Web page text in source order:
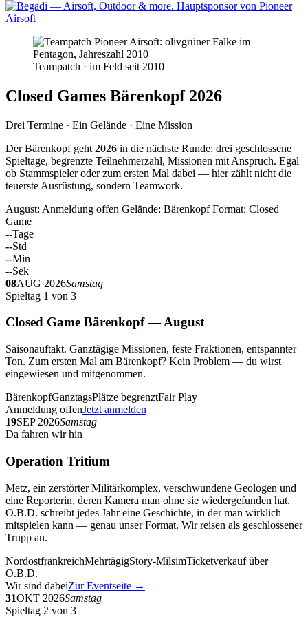
Teampatch · im Feld seit 2010
Closed Games Bärenkopf 2026
Drei Termine · Ein Gelände · Eine Mission
Der Bärenkopf geht 2026 in die nächste Runde: drei geschlossene
Spieltage, begrenzte Teilnehmerzahl, Missionen mit Anspruch. Egal
ob Stammspieler oder zum ersten Mal dabei — hier zählt nicht die
teuerste Ausrüstung, sondern Teamwork.
August: Anmeldung offen Gelände: Bärenkopf Format: Closed
Game
--Tage
--Std
--Min
--Sek
08AUG 2026Samstag
Spieltag 1 von 3
Closed Game Bärenkopf — August
Saisonauftakt. Ganztägige Missionen, feste Fraktionen, entspannter
Ton. Zum ersten Mal am Bärenkopf? Kein Problem — du wirst
eingewiesen und mitgenommen.
BärenkopfGanztagsPlätze begrenztFair Play
Anmeldung offenJetzt anmelden
19SEP 2026Samstag
Da fahren wir hin
Operation Tritium
Metz, ein zerstörter Militärkomplex, verschwundene Geologen und
eine Reporterin, deren Kamera man ohne sie wiedergefunden hat.
O.B.D. schreibt jedes Jahr eine Geschichte, in der man wirklich
mitspielen kann — genau unser Format. Wir reisen als geschlossener
Trupp an.
NordostfrankreichMehrtägigStory-MilsimTicketverkauf über
O.B.D.
Wir sind dabeiZur Eventseite →
31OKT 2026Samstag
Spieltag 2 von 3